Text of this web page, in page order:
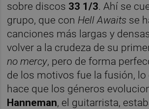
sobre discos 33 1/3. Ahí se
grupo, que con Hell Awaits se
canciones más largas y
volver a la crudeza de su
no mercy, pero de forma
de los motivos fue la fusión, lo
hace que los géneros
Hanneman, el guitarrista,